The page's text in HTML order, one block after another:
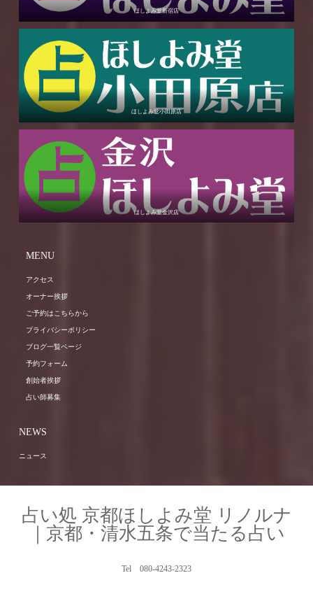
ほしよみ堂新宿店
ほしよみ堂小田原店
ほしよみ堂金沢店
MENU
アクセス
オーナー挨拶
ご予約はこちらから
プライバシーポリシー
ブログ一覧ページ
予約フォーム
創始者挨拶
占い師募集
NEWS
ニュース
占い処 京都ほしよみ堂 リノルナ
｜京都・清水五条で当たる占い
Tel 080-4243-2323